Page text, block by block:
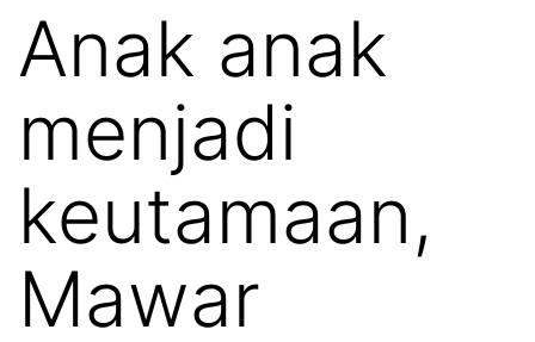
Anak anak
menjadi
keutamaan,
Mawar